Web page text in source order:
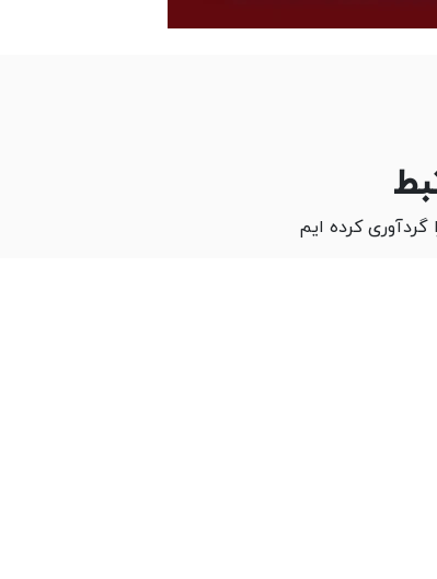
کرده ایم